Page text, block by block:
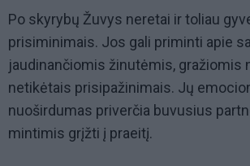
Po skyrybų Žuvys neretai ir toliau
prisiminimais. Jos gali priminti apie
jaudinančiomis žinutėmis, gražiomis
netikėtais prisipažinimais. Jų
nuoširdumas priverčia buvusius
mintimis grįžti į praeitį.